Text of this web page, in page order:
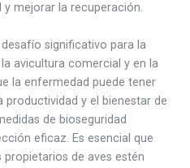
mejorar la recuperación.
significativo para la
avicultura comercial y en la
la enfermedad puede tener
y el bienestar de
de bioseguridad
eficaz. Es esencial que
de aves estén